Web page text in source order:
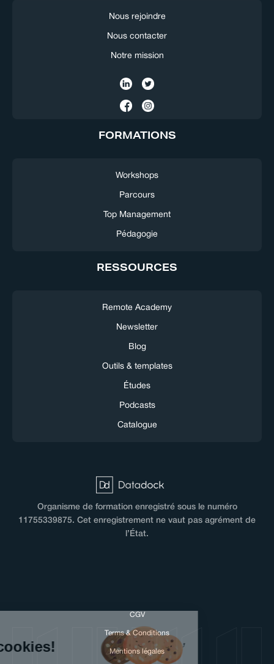
Nous rejoindre
Nous contacter
Notre mission
FORMATIONS
Workshops
Parcours
Top Management
Pédagogie
RESSOURCES
Remote Academy
Newsletter
Blog
Outils & templates
Études
Podcasts
Catalogue
Organisme de formation enregistré sous le numéro
11755339875. Cet enregistrement ne vaut pas agrément de
l’État.
CGV
Terms & Conditions
Mentions légales
We love cookies!